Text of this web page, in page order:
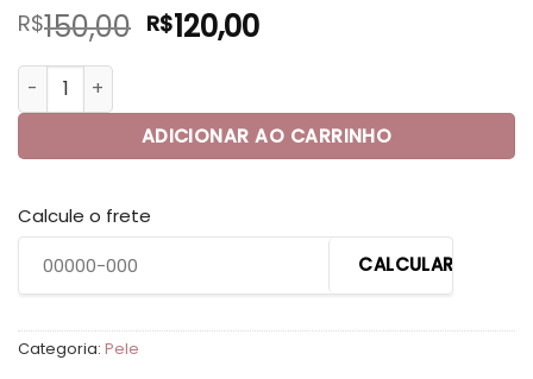
R$150,00 O
preço
era:
R$150,00.
R$120,00O
é:
R$120,00.
shampoo para psoríase - 250 ml quantidade
ADICIONAR AO CARRINHO
Calcule o frete
CALCULAR
Categoria: Pele